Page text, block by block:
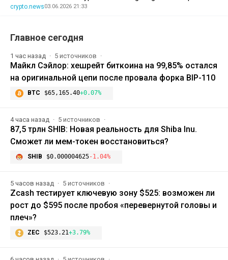
crypto.news03.06.2026 21:33
Главное сегодня
1 час назад 5 источников
Майкл Сэйлор: хешрейт биткоина на 99,85% остался
на оригинальной цепи после провала форка BIP-110
BTC $65,165.40+0.07%
4 часа назад 5 источников
87,5 трлн SHIB: Новая реальность для Shiba Inu.
Сможет ли мем-токен восстановиться?
SHIB $0.000004625-1.04%
5 часов назад 5 источников
Zcash тестирует ключевую зону $525: возможен ли
рост до $595 после пробоя «перевернутой головы и
плеч»?
ZEC $523.21+3.79%